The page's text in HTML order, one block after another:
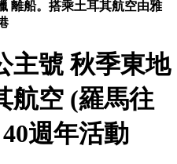
離船。搭乘土耳其航空由雅
主號 秋季東地
航空 (羅馬往
週年活動